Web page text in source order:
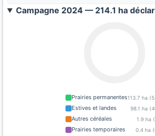
Campagne 2024 — 214.1 ha
Prairies permanentes113.7 ha
Estives et landes 98.1 ha
Autres céréales 1.9 ha
Prairies temporaires 0.4 ha